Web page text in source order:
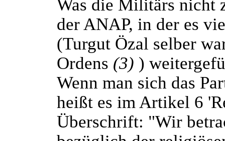
Was die Militärs nicht
der ANAP, in der es
(Turgut Özal selber
Ordens (3) )
Wenn man sich das
heißt es im Artikel 6
Überschrift: "Wir